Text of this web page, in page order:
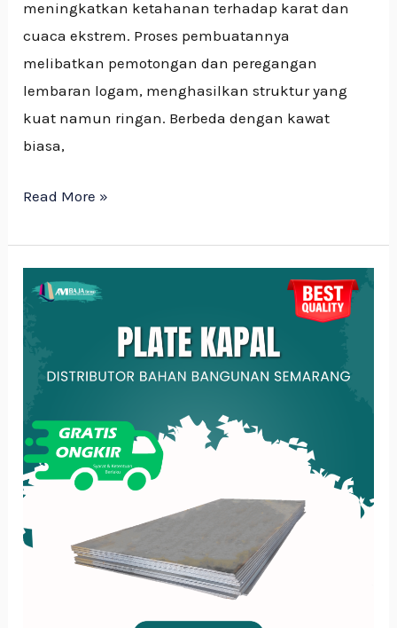
meningkatkan ketahanan terhadap karat dan
cuaca ekstrem. Proses pembuatannya
melibatkan pemotongan dan peregangan
lembaran logam, menghasilkan struktur yang
kuat namun ringan. Berbeda dengan kawat
biasa,
Read More »
Perbedaan
Plat
Baja
Kapal